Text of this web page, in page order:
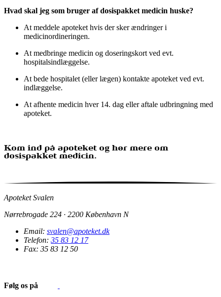
Hvad skal jeg som bruger af dosispakket medicin huske?
At meddele apoteket hvis der sker ændringer i
medicinordineringen.
At medbringe medicin og doseringskort ved evt.
hospitalsindlæggelse.
At bede hospitalet (eller lægen) kontakte apoteket ved evt.
ind­læggelse.
At afhente medicin hver 14. dag eller aftale udbringning med
apoteket.
Kom ind på apoteket og hør mere om
dosispakket medicin.
Apoteket Svalen
Nørrebrogade 224 · 2200 København N
Email: svalen@apoteket.dk
Telefon: 35 83 12 17
Fax: 35 83 12 50
Følg os på